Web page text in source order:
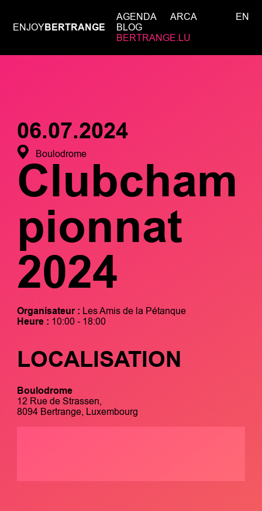
ENJOYBERTRANGE
AGENDA
ARCA
BLOG
BERTRANGE.LU
EN
06.07.2024
Boulodrome
Clubcham
pionnat
2024
Organisateur : Les Amis de la Pétanque
Heure : 10:00 - 18:00
LOCALISATION
Boulodrome
12 Rue de Strassen,
8094 Bertrange, Luxembourg